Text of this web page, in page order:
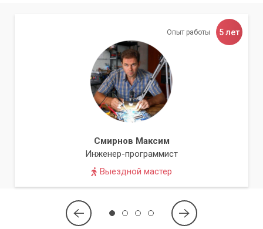
Опыт работы 5 лет
Смирнов Максим
Инженер-программист
Выездной мастер